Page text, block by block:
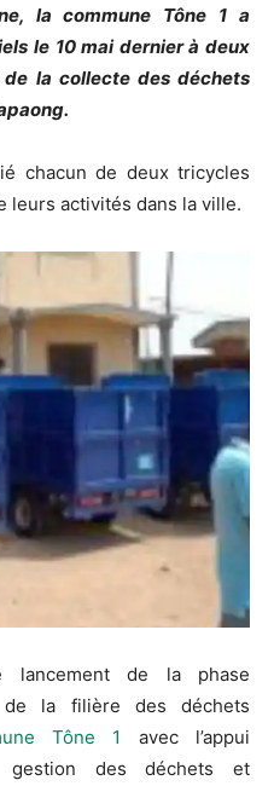
la commune Tône 1 a
le 10 mai dernier à deux
la collecte des déchets
chacun de deux tricycles
leurs activités dans la ville.
lancement de la phase
la filière des déchets
Tône 1
avec l’appui
des déchets et